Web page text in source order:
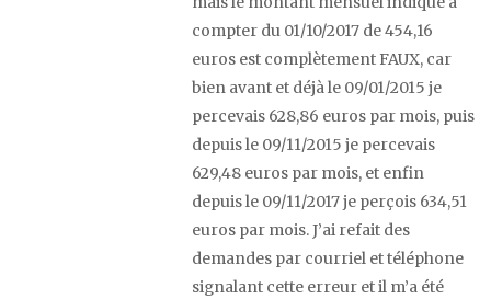
compter du 01/10/2017 de 454,16
euros est complètement FAUX, car
bien avant et déjà le 09/01/2015 je
percevais 628,86 euros par mois, puis
depuis le 09/11/2015 je percevais
629,48 euros par mois, et enfin
depuis le 09/11/2017 je perçois 634,51
euros par mois. J’ai refait des
demandes par courriel et téléphone
signalant cette erreur et il m’a été